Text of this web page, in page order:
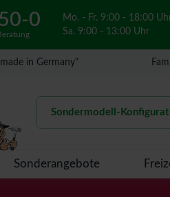
0
Mo. - Fr. 9:00 - 18:00
Sa. 9:00 - 13:00 Uhr
in Germany"
Sondermodell-
Sonderangebote